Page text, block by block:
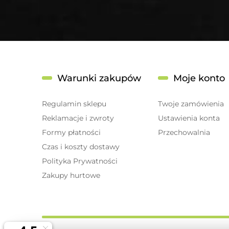
Warunki zakupów
Regulamin sklepu
Reklamacje i zwroty
Formy płatności
Czas i koszty dostawy
Polityka Prywatności
Zakupy hurtowe
Moje konto
Twoje zamówienia
Ustawienia konta
Przechowalnia